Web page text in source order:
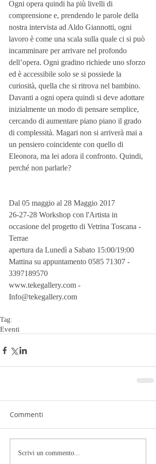
Ogni opera quindi ha più livelli di
comprensione e, prendendo le parole della
nostra intervista ad Aldo Giannotti, ogni
lavoro è come una scala sulla quale ci si può
incamminare per arrivare nel profondo
dell’opera. Ogni gradino richiede uno sforzo
ed è accessibile solo se si possiede la
curiosità, quella che si ritrova nel bambino.
Davanti a ogni opera quindi si deve adottare
inizialmente un modo di pensare semplice,
cercando di aumentare piano piano il grado
di complessità. Magari non si arriverà mai a
un pensiero coincidente con quello di
Eleonora, ma lei adora il confronto. Quindi,
perché non parlarle?
Dal 05 maggio al 28 Maggio 2017
26-27-28 Workshop con l'Artista in
occasione del progetto di Vetrina Toscana -
Terrae
apertura da Lunedì a Sabato 15:00/19:00
Mattina su appuntamento 0585 71307 -
3397189570
www.tekegallery.com -
Info@tekegallery.com
Tag:
Eventi
Commenti
Scrivi un commento...